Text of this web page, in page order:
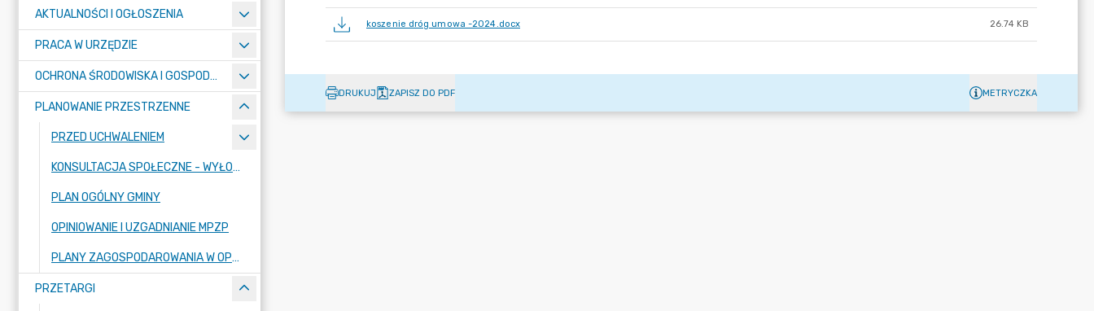
AKTUALNOŚCI I OGŁOSZENIA
PRACA W URZĘDZIE
OCHRONA ŚRODOWISKA I GOSPODARKA KOMUNALNA
PLANOWANIE PRZESTRZENNE
PRZED UCHWALENIEM
KONSULTACJA SPOŁECZNE - WYŁOŻENIE
PLAN OGÓLNY GMINY
OPINIOWANIE I UZGADNIANIE MPZP
PLANY ZAGOSPODAROWANIA W OPRACOWANIU
PRZETARGI
koszenie dróg umowa -2024.docx 26.74 KB
DRUKUJ ZAPISZ DO PDF METRYCZKA